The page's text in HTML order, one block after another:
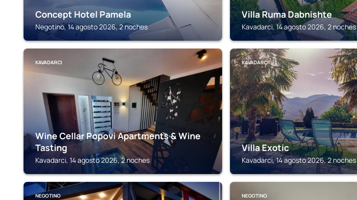
Concept Hotel Pamela
Negotino, 14 agosto 2026, 2 noches
Villa Ruma Dabnishte
Kavadarci, 14 agosto 2026, 2 noches
KAVADARCI
Wine Cellar Popovi Apartments & Wine
Tasting
Kavadarci, 14 agosto 2026, 2 noches
KAVADARCI
Villa Exotic
Kavadarci, 14 agosto 2026, 2 noches
NEGOTINO NEGOTINO